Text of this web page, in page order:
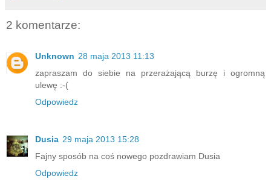
2 komentarze:
Unknown 28 maja 2013 11:13
zapraszam do siebie na przerażającą burzę i ogromną
ulewę :-(
Odpowiedz
Dusia 29 maja 2013 15:28
Fajny sposób na coś nowego pozdrawiam Dusia
Odpowiedz